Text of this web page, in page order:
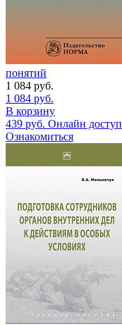
понятий
1 084 руб.
1 084 руб.
В корзину
439 руб. Онлайн доступ
Ознакомиться